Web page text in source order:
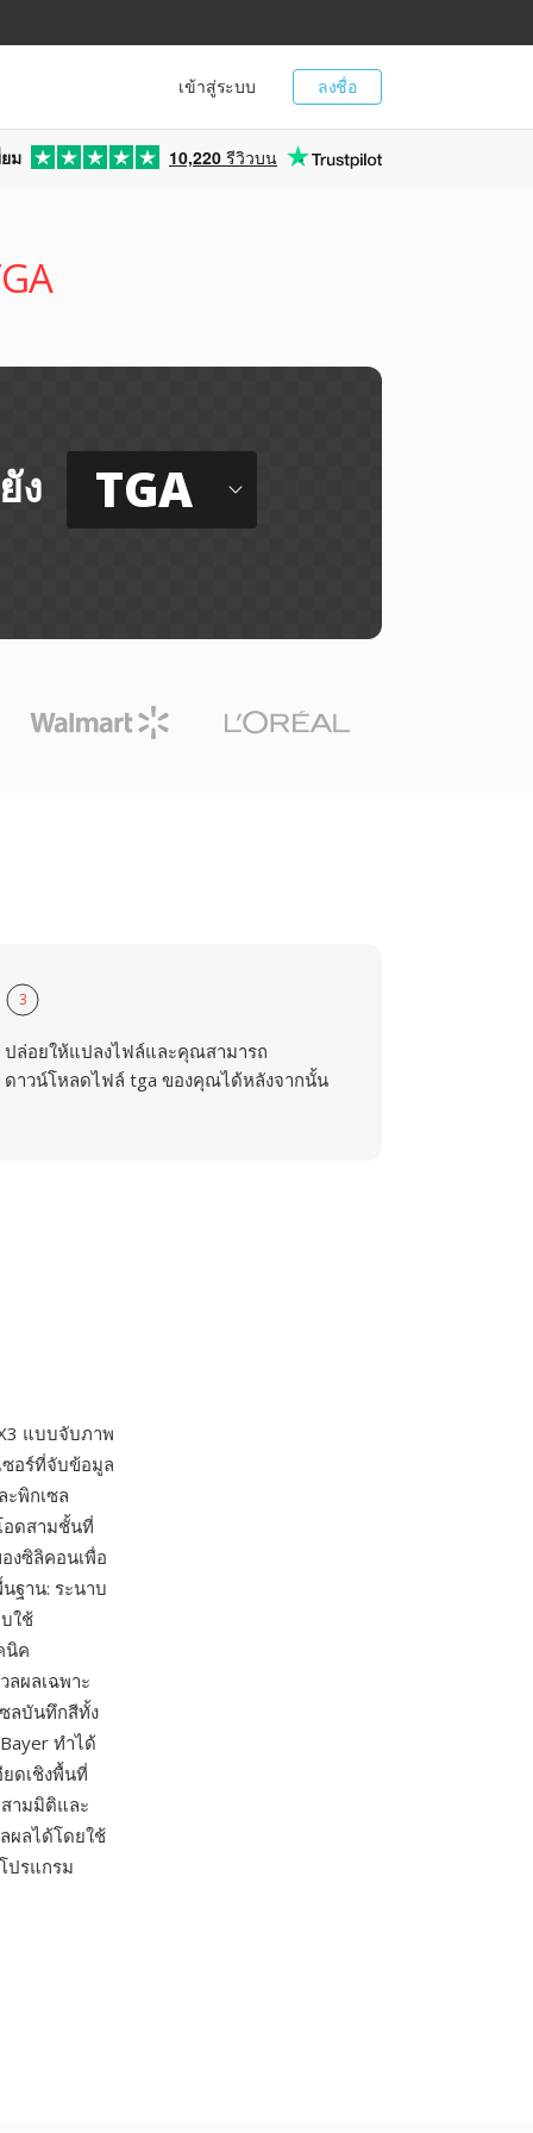
ลงชื่อ
เข้าสู่ระบบ
ม 10,220 รีวิวบน
ง TGA
3
ปล่อยให้แปลงไฟล์และคุณสามารถ
ดาวน์โหลดไฟล์ tga ของคุณได้หลังจากนั้น
แบบจับภาพ
ซอร์ที่จับข้อมูล
ะพิกเซล
อดสามชั้นที่
งซิลิคอนเพื่อ
ฐาน: ระนาบ
ใช้
นิค
ลผลเฉพาะ
ลบันทึกสีทั้ง
ทำได้
ดเชิงพื้นที่
ามมิติและ
ผลได้โดยใช้
ปรแกรม